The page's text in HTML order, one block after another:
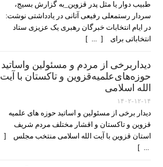
طبیب دوار یا مثل پدر قزوین_به گزارش بسیج،
سردار رستمعلی رفیعی آتانی در یادداشتی نوشت:
در ایام انتخابات خبرگان رهبری یک عزیزی ستاد
انتخاباتی برای [ ... ]
دیداربرخی از مردم و مسئولین واساتید
حوزه‌های‌علمیه‌قزوین و تاکستان با آیت
الله اسلامی
۱۴۰۲-۱۲-۱۴
دیدار برخی از مسئولین و اساتید حوزه های علمیه
قزوین و تاکستان و اقشار مختلف مردم شریف
استان قزوین با آیت الله اسلامی منتخب مجلس [
... ]